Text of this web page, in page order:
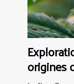
origines